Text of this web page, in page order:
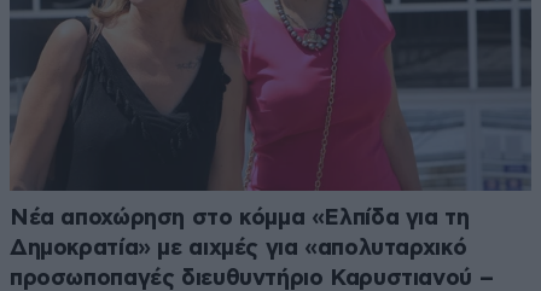
Νέα αποχώρηση στο κόμμα «Ελπίδα για τη
Δημοκρατία» με αιχμές για «απολυταρχικό
προσωποπαγές διευθυντήριο Καρυστιανού –